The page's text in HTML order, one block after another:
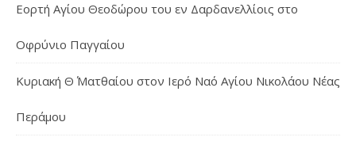
Εορτή Αγίου Θεοδώρου του εν Δαρδανελλίοις στο
Οφρύνιο Παγγαίου
Κυριακή Θ΄ Ματθαίου στον Ιερό Ναό Αγίου Νικολάου Νέας
Περάμου